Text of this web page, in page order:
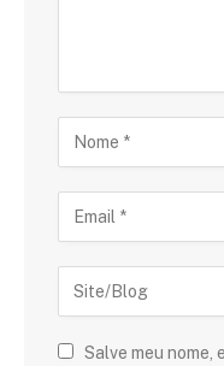
Salve meu nome,